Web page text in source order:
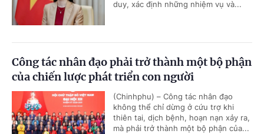
duy, xác định những nhiệm vụ và...
Công tác nhân đạo phải trở thành một bộ phận
của chiến lược phát triển con người
(Chinhphu) – Công tác nhân đạo
không thể chỉ dừng ở cứu trợ khi
thiên tai, dịch bệnh, hoạn nạn xảy ra,
mà phải trở thành một bộ phận của...